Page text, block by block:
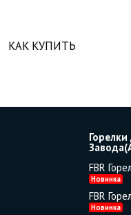
КАК КУПИТЬ
FBR
Новинка
FBR
Новинка